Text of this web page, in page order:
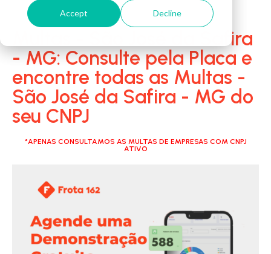
Accept Decline
Multas - São José da Safira
- MG: Consulte pela Placa e
encontre todas as Multas -
São José da Safira - MG do
seu CNPJ
*APENAS CONSULTAMOS AS MULTAS DE EMPRESAS COM CNPJ
ATIVO